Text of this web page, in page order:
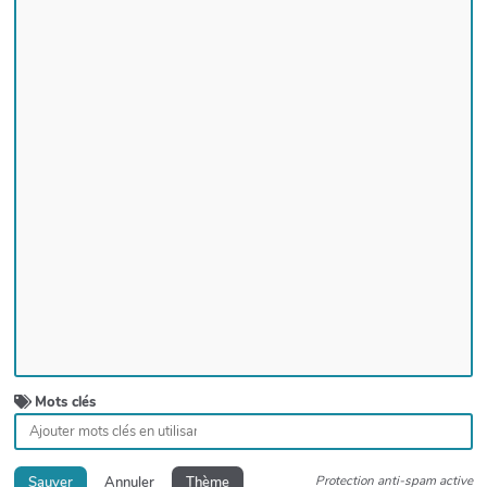
Mots clés
Sauver Annuler Thème Protection anti-spam active